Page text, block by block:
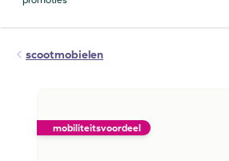
scootmobielen
mobiliteitsvoordeel